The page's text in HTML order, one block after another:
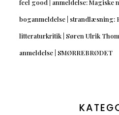
feel good | anmeldelse: Magiske
boganmeldelse | strandlæsning:
litteraturkritik | Søren Ulrik
anmeldelse | SMØRREBRØDET